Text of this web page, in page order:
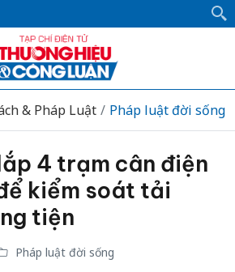
& Pháp Luật Pháp luật đời sống
4 trạm cân điện
kiểm soát tải
tiện
Pháp luật đời sống